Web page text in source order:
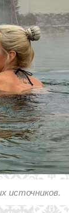
источников.